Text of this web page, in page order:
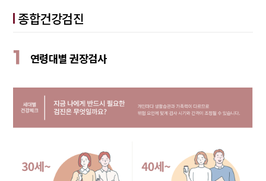
종합건강검진
1 연령대별 권장검사